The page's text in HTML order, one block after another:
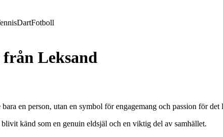
DartFotboll
Leksand
en person, utan en symbol för engagemang och passion för det
känd som en genuin eldsjäl och en viktig del av samhället.